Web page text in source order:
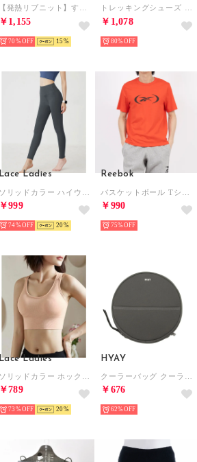
【発熱リブニット】すっきり暖か ハイネック長袖インナー （チャコールグレー）
￥1,155
70% 15
トレッキングシューズ トレッキングシューズ （ブラウン）
￥1,078
80%
Lace Ladies
￥999
74% 20
Reebok
￥990
75%
Lace Ladies
￥789
73% 20
HYAY
￥676
62%